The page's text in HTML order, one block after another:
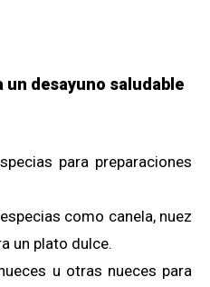
un desayuno saludable
para preparaciones
como canela, nuez
un plato dulce.
u otras nueces para